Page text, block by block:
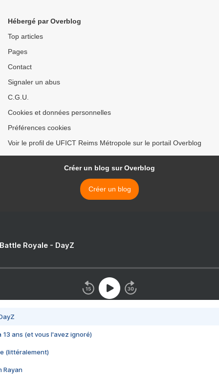
Hébergé par Overblog
Top articles
Pages
Contact
Signaler un abus
C.G.U.
Cookies et données personnelles
Préférences cookies
Voir le profil de UFICT Reims Métropole sur le portail Overblog
Créer un blog sur Overblog
Créer un blog
Royale - DayZ
13 ans (et vous l'avez ignoré)
(littéralement)
Rayan